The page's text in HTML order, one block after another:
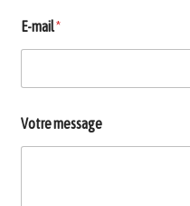
E-mail*
Votre message